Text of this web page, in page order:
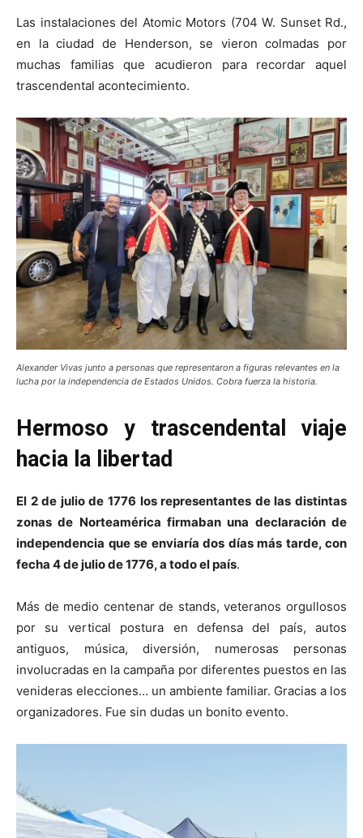
Las instalaciones del Atomic Motors (704 W. Sunset Rd.,
en la ciudad de Henderson, se vieron colmadas por
muchas familias que acudieron para recordar aquel
trascendental acontecimiento.
Alexander Vivas junto a personas que representaron a figuras relevantes en la
lucha por la independencia de Estados Unidos. Cobra fuerza la historia.
Hermoso y trascendental viaje
hacia la libertad
El 2 de julio de 1776 los representantes de las distintas
zonas de Norteamérica firmaban una declaración de
independencia que se enviaría dos días más tarde, con
fecha 4 de julio de 1776, a todo el país.
Más de medio centenar de stands, veteranos orgullosos
por su vertical postura en defensa del país, autos
antiguos, música, diversión, numerosas personas
involucradas en la campaña por diferentes puestos en las
venideras elecciones… un ambiente familiar. Gracias a los
organizadores. Fue sin dudas un bonito evento.